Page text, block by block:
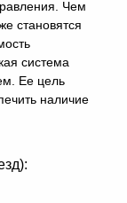
Чем
становятся
система
Ее цель
наличие